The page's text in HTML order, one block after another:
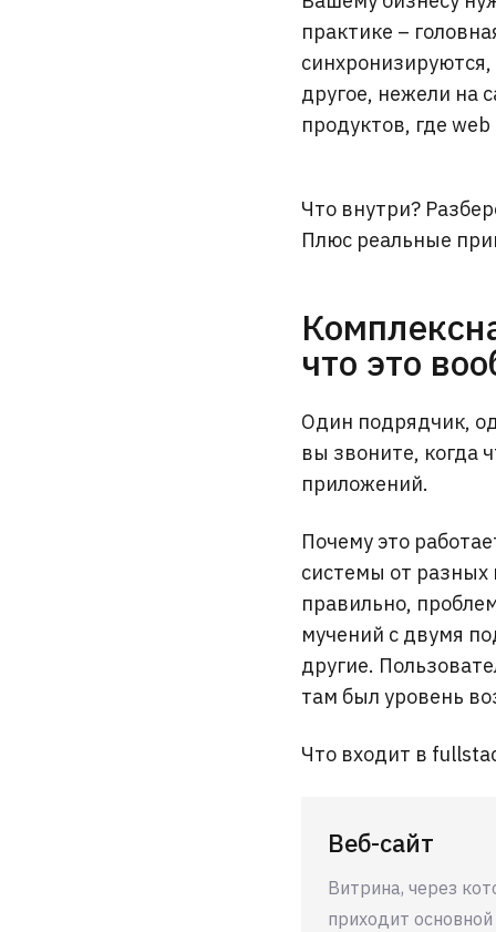
практике –
другое, нежели на
продуктов, где
Что внутри?
Плюс реальные
что это
Один подрядчик,
вы звоните, когда
приложений.
Почему это
системы от разных
правильно,
мучений с двумя
другие.
там был уровень
Что входит в
Веб-сайт
Витрина, через
приходит